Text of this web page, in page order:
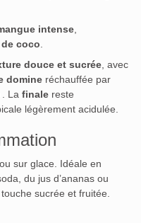
intense
coco
douce et sucrée , avec
domine réchauffée par
La finale reste
légèrement acidulée.
ou sur glace. Idéale en
du jus d’ananas ou
sucrée et fruitée.